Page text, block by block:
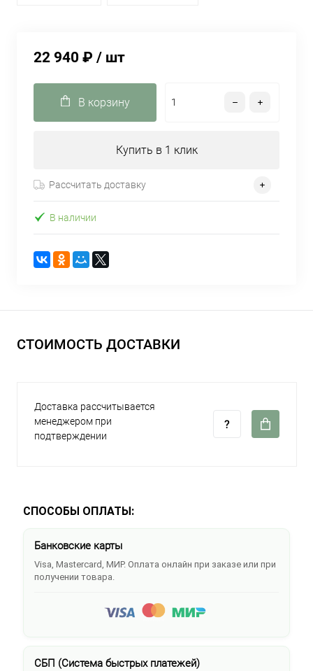
22 940 ₽ / шт
В корзину
Купить в 1 клик
Рассчитать доставку
В наличии
СТОИМОСТЬ ДОСТАВКИ
Доставка рассчитывается
менеджером при
подтверждении
СПОСОБЫ ОПЛАТЫ:
Банковские карты
Visa, Mastercard, МИР. Оплата онлайн при заказе или при
получении товара.
СБП (Система быстрых платежей)